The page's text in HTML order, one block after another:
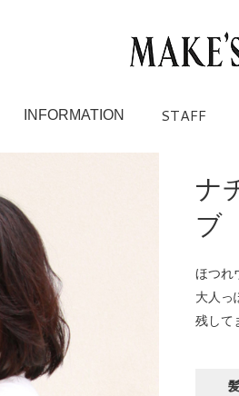
INFORMATION STAFF
ナ
ブ
ほつれ
大人っ
残して